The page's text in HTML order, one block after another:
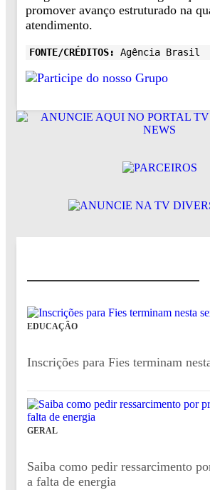
promover avanço estruturado na
atendimento.
FONTE/CRÉDITOS: Agência Brasil
EDUCAÇÃO
Inscrições para Fies terminam
GERAL
Saiba como pedir ressarcimento
a falta de energia